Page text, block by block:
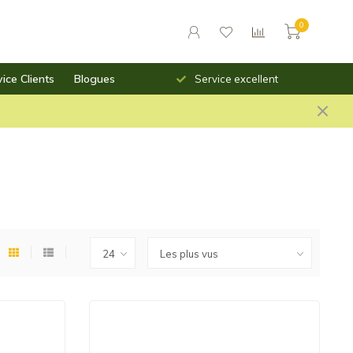
0
Clients Blogues
rapide Service excellent